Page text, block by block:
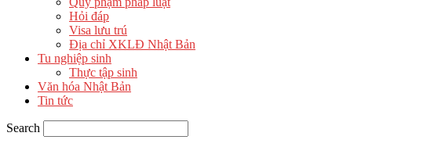
Hỏi đáp
Visa lưu trú
Địa chỉ XKLĐ Nhật Bản
Tu nghiệp sinh
Thực tập sinh
Văn hóa Nhật Bản
Tin tức
Search